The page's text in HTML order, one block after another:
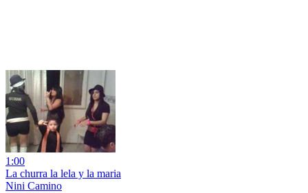
1:00
La churra la lela y la maria
Nini Camino